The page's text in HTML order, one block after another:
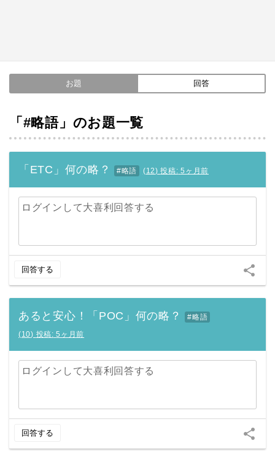
お題 回答
「#略語」のお題一覧
「ETC」何の略？ #略語 (12)投稿: 5ヶ月前
ログインして大喜利回答する
回答する share
あると安心！「POC」何の略？ #略語
(10) 投稿: 5ヶ月前
ログインして大喜利回答する
回答する share